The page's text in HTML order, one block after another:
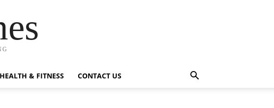
HEALTH & FITNESS CONTACT US